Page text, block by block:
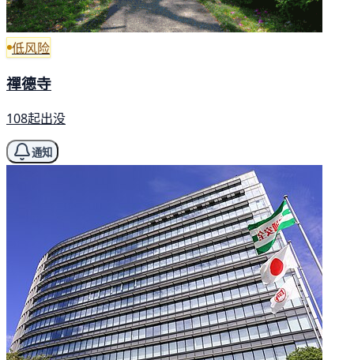
低风险
禪德寺
108起出没
通知